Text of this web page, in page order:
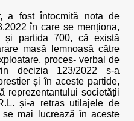
a fost întocmită nota de
în care se menționa,
partida 700, că există
masă lemnoasă către
proces- verbal de
decizia 123/2022 s-a
și în aceste partide,
reprezentantului societății
și-a retras utilajele de
mai lucrează în aceste